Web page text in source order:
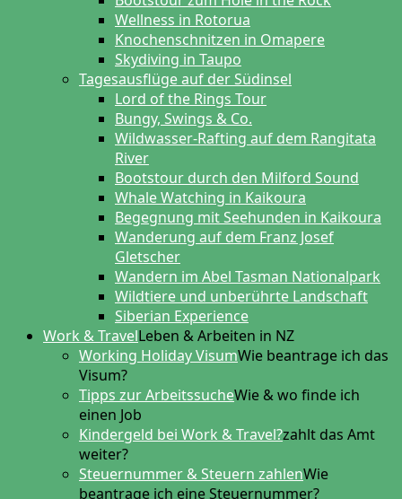
Wellness in Rotorua
Knochenschnitzen in Omapere
Skydiving in Taupo
Tagesausflüge auf der Südinsel
Lord of the Rings Tour
Bungy, Swings & Co.
Wildwasser-Rafting auf dem Rangitata
River
Bootstour durch den Milford Sound
Whale Watching in Kaikoura
Begegnung mit Seehunden in Kaikoura
Wanderung auf dem Franz Josef
Gletscher
Wandern im Abel Tasman Nationalpark
Wildtiere und unberührte Landschaft
Siberian Experience
Work & TravelLeben & Arbeiten in NZ
Working Holiday VisumWie beantrage ich das
Visum?
Tipps zur ArbeitssucheWie & wo finde ich
einen Job
Kindergeld bei Work & Travel?zahlt das Amt
weiter?
Steuernummer & Steuern zahlenWie
beantrage ich eine Steuernummer?